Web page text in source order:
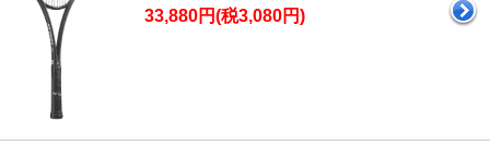
33,880円(税3,080円)